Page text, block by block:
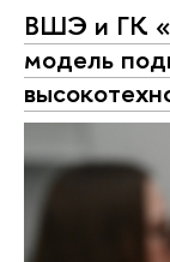
ВШЭ и ГК
модель